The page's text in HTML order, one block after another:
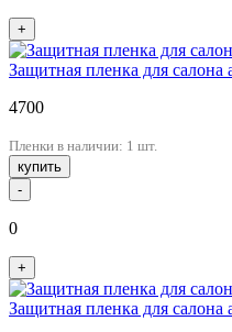
+
Защитная пленка для
4700
Пленки в наличии: 1 шт.
купить
-
0
+
Защитная пленка для